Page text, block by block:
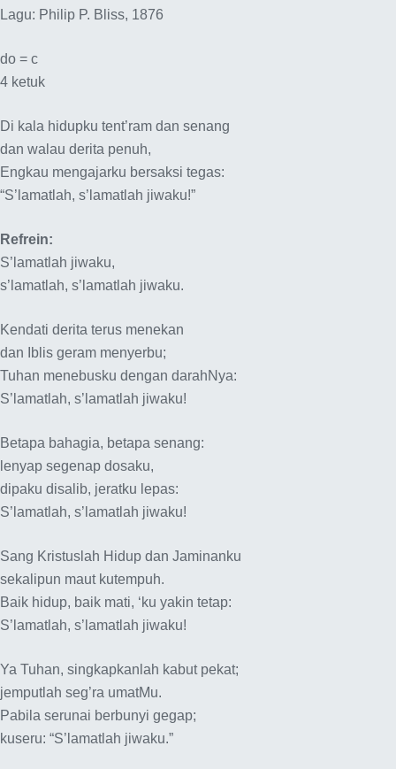
Lagu: Philip P. Bliss, 1876
do = c
4 ketuk
Di kala hidupku tent’ram dan senang
dan walau derita penuh,
Engkau mengajarku bersaksi tegas:
“S’lamatlah, s’lamatlah jiwaku!”
Refrein:
S’lamatlah jiwaku,
s’lamatlah, s’lamatlah jiwaku.
Kendati derita terus menekan
dan Iblis geram menyerbu;
Tuhan menebusku dengan darahNya:
S’lamatlah, s’lamatlah jiwaku!
Betapa bahagia, betapa senang:
lenyap segenap dosaku,
dipaku disalib, jeratku lepas:
S’lamatlah, s’lamatlah jiwaku!
Sang Kristuslah Hidup dan Jaminanku
sekalipun maut kutempuh.
Baik hidup, baik mati, ‘ku yakin tetap:
S’lamatlah, s’lamatlah jiwaku!
Ya Tuhan, singkapkanlah kabut pekat;
jemputlah seg’ra umatMu.
Pabila serunai berbunyi gegap;
kuseru: “S’lamatlah jiwaku.”